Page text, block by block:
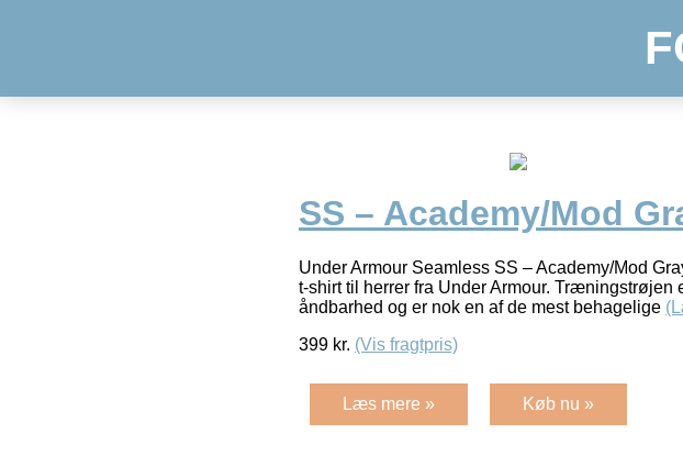
SS – Academy/Mod
Under Armour Seamless SS – Academy/Mod
t-shirt til herrer fra Under Armour. Træningstrøjen
åndbarhed og er nok en af de mest behagelige
399 kr. (Vis fragtpris)
Læs mere » Køb nu »